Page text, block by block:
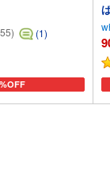
(1)
に追加